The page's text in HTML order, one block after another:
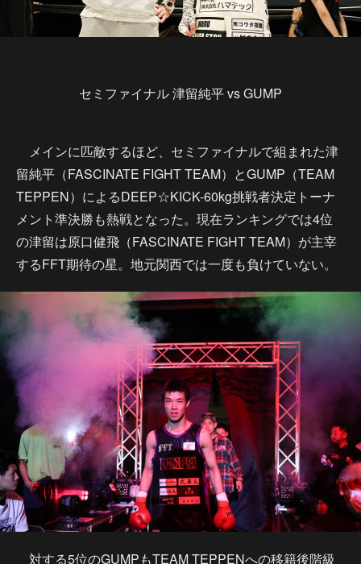
セミファイナル 津留純平 vs GUMP
メインに匹敵するほど、セミファイナルで組まれた津
留純平（FASCINATE FIGHT TEAM）とGUMP（TEAM
TEPPEN）によるDEEP☆KICK-60kg挑戦者決定トーナ
メント準決勝も熱戦となった。現在ランキングでは4位
の津留は原口健飛（FASCINATE FIGHT TEAM）が主宰
するFFT期待の星。地元関西では一度も負けていない。
対する5位のGUMPもTEAM TEPPENへの移籍後階級